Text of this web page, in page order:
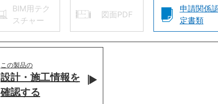
BIM用テク
スチャー
図面PDF
申請関係
定書類
この製品の
設計・施工情報を
確認する